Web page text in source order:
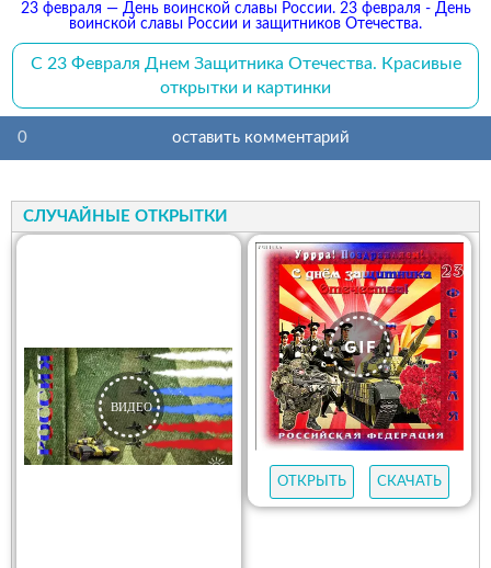
23 февраля — День воинской славы России. 23 февраля - День
воинской славы России и защитников Отечества.
С 23 Февраля Днем Защитника Отечества. Красивые
открытки и картинки
0 оставить комментарий
СЛУЧАЙНЫЕ ОТКРЫТКИ
ОТКРЫТЬ СКАЧАТЬ